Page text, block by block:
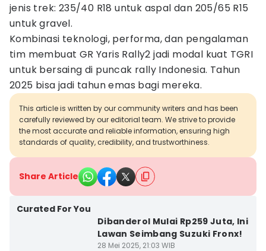
jenis trek: 235/40 R18 untuk aspal dan 205/65 R15
untuk gravel.
Kombinasi teknologi, performa, dan pengalaman
tim membuat GR Yaris Rally2 jadi modal kuat TGRI
untuk bersaing di puncak rally Indonesia. Tahun
2025 bisa jadi tahun emas bagi mereka.
This article is written by our community writers and has been
carefully reviewed by our editorial team. We strive to provide
the most accurate and reliable information, ensuring high
standards of quality, credibility, and trustworthiness.
Share Article
Curated For You
Dibanderol Mulai Rp259 Juta, Ini
Lawan Seimbang Suzuki Fronx!
28 Mei 2025, 21:03 WIB